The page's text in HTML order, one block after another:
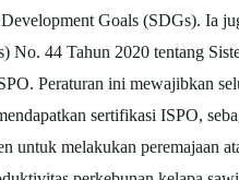
Goals (SDGs). Ia
No. 44 Tahun 2020 tentang
Peraturan ini mewajibkan
sertifikasi ISPO,
melakukan peremajaan